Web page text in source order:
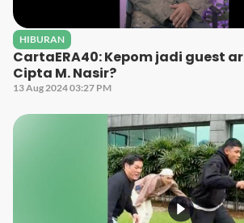
HIBURAN
CartaERA40: Kepom jadi guest
Cipta M. Nasir?
13 Aug 2024 03:27 PM